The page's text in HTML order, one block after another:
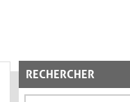
RECHERCHER